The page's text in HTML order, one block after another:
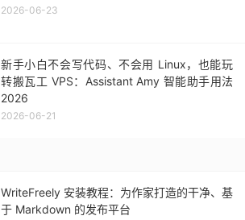
2026-06-23
新手小白不会写代码、不会用 Linux，也能玩
转搬瓦工 VPS：Assistant Amy 智能助手用法
2026
2026-06-21
WriteFreely 安装教程：为作家打造的干净、基
于 Markdown 的发布平台